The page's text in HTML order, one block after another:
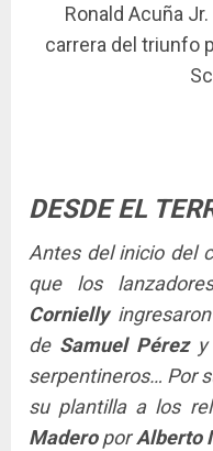
Ronald Acuña
carrera del triunfo
DESDE EL
Antes del inicio del
que los
Cornielly
de Samuel Pérezy
serpentineros… Por
su plantilla a los
MaderoporAlberto